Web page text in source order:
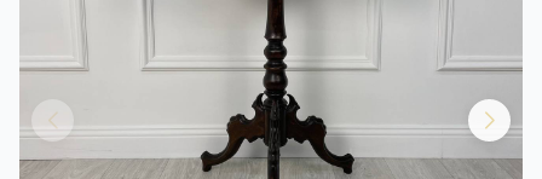
РЕСТАВРАЦИЯ
КУРСЫ ПО РЕСТАВРАЦИИ
КОНТАКТЫ